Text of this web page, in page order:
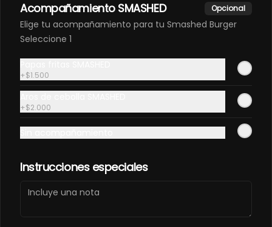
Conócenos
Despacho
Términos y condiciones
Política de privacidad
Redes sociales
Instagram
Mi cuenta
Acompañamiento SMASHED Opcional
Elige tu acompañamiento para tu Smashed Burger
Seleccione 1
+$1.500
+$2.000
Instrucciones especiales